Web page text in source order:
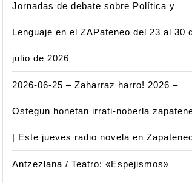
Jornadas de debate sobre Política y
Lenguaje en el ZAPateneo del 23 al 30
julio de 2026
2026-06-25 – Zaharraz harro! 2026 –
Ostegun honetan irrati-noberla
| Este jueves radio novela en
Antzezlana / Teatro: «Espejismos»